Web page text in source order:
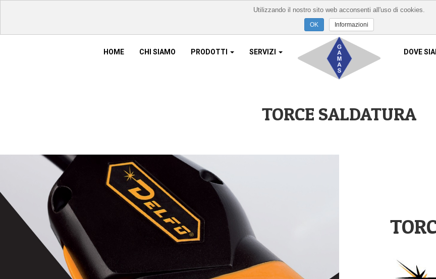
HOME CHI SIAMO PRODOTTI SERVIZI DOVE
Home
TORCE SALDATURA
Utilizzando il nostro sito web acconsenti all'uso di cookies.
Informazioni